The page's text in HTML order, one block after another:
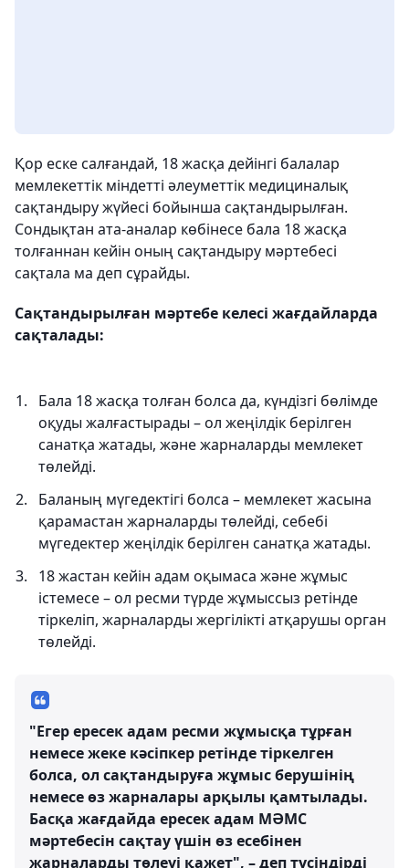
Қор еске салғандай, 18 жасқа дейінгі балалар
мемлекеттік міндетті әлеуметтік медициналық
сақтандыру жүйесі бойынша сақтандырылған.
Сондықтан ата-аналар көбінесе бала 18 жасқа
толғаннан кейін оның сақтандыру мәртебесі
сақтала ма деп сұрайды.
Сақтандырылған мәртебе келесі жағдайларда
сақталады:
Бала 18 жасқа толған болса да, күндізгі бөлімде
оқуды жалғастырады – ол жеңілдік берілген
санатқа жатады, және жарналарды мемлекет
төлейді.
Баланың мүгедектігі болса – мемлекет жасына
қарамастан жарналарды төлейді, себебі
мүгедектер жеңілдік берілген санатқа жатады.
18 жастан кейін адам оқымаса және жұмыс
істемесе – ол ресми түрде жұмыссыз ретінде
тіркеліп, жарналарды жергілікті атқарушы орган
төлейді.
"Егер ересек адам ресми жұмысқа тұрған
немесе жеке кәсіпкер ретінде тіркелген
болса, ол сақтандыруға жұмыс берушінің
немесе өз жарналары арқылы қамтылады.
Басқа жағдайда ересек адам МӘМС
мәртебесін сақтау үшін өз есебінен
жарналарды төлеуі қажет", – деп түсіндірді